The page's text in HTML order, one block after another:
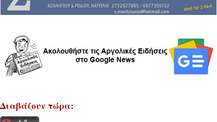
Διαβάζουν τώρα: